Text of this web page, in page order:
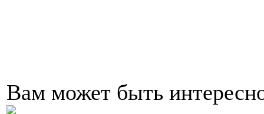
Вам может быть